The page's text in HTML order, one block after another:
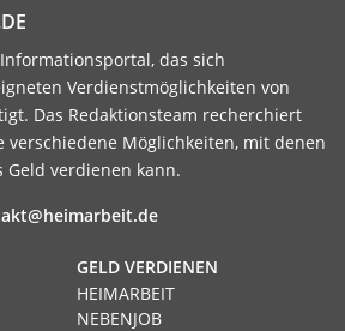
das sich
Verdienstmöglichkeiten von
Das Redaktionsteam recherchiert
Möglichkeiten, mit denen
Geld verdienen kann.
GELD VERDIENEN
HEIMARBEIT
NEBENJOB